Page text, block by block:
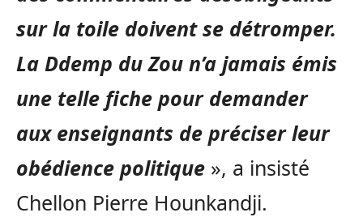
sur la toile doivent se détromper.
La Ddemp du Zou n’a jamais émis
une telle fiche pour demander
aux enseignants de préciser leur
obédience politique », a insisté
Chellon Pierre Hounkandji.